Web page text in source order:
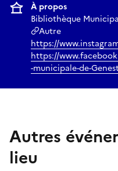
À propos
Bibliothèque
Autre
https://
https://
-municipale-de-
Autres
lieu